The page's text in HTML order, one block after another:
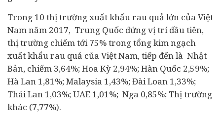
Trong 10 thị trường xuất khẩu rau quả lớn của Việt
Nam năm 2017, Trung Quốc đứng vị trí đầu tiên,
thị trường chiếm tới 75% trong tổng kim ngạch
xuất khẩu rau quả của Việt Nam, tiếp đến là Nhật
Bản, chiếm 3,64%; Hoa Kỳ 2,94%; Hàn Quốc 2,59%;
Hà Lan 1,81%; Malaysia 1,43%; Đài Loan 1,33%;
Thái Lan 1,03%; UAE 1,01%; Nga 0,85%; Thị trường
khác (7,77%).